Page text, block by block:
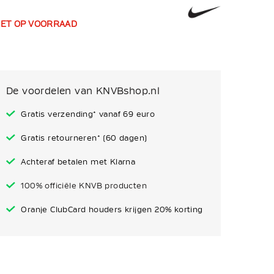
OP VOORRAAD
De voordelen van KNVBshop.nl
Gratis verzending* vanaf 69 euro
Gratis retourneren* (60 dagen)
Achteraf betalen met Klarna
100% officiële KNVB producten
Oranje ClubCard houders krijgen 20% korting